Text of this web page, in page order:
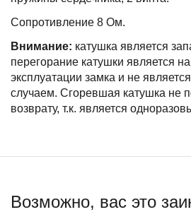
Сопротивление 8 Ом.
Внимание: катушка является
перегорание катушки является
эксплуатации замка и не
случаем. Сгоревшая катушка не
возврату, т.к. является
Возможно, вас это